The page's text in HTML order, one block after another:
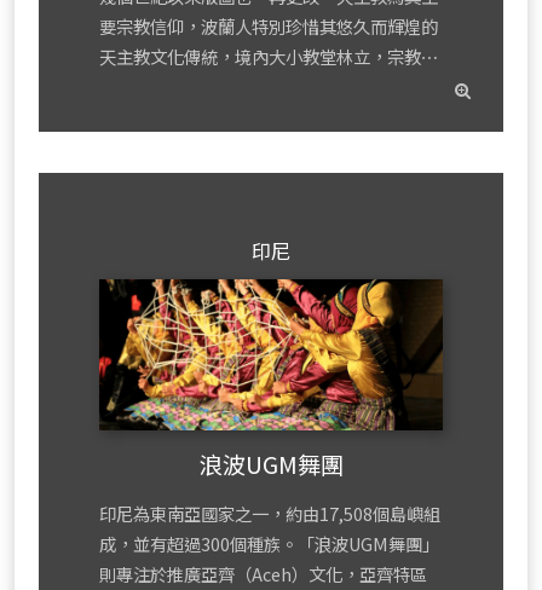
要宗教信仰，波蘭人特別珍惜其悠久而輝煌的
天主教文化傳統，境內大小教堂林立，宗教⋯
印尼
浪波UGM舞團
印尼為東南亞國家之一，約由17,508個島嶼組
成，並有超過300個種族。「浪波UGM舞團」
則專注於推廣亞齊（Aceh）文化，亞齊特區